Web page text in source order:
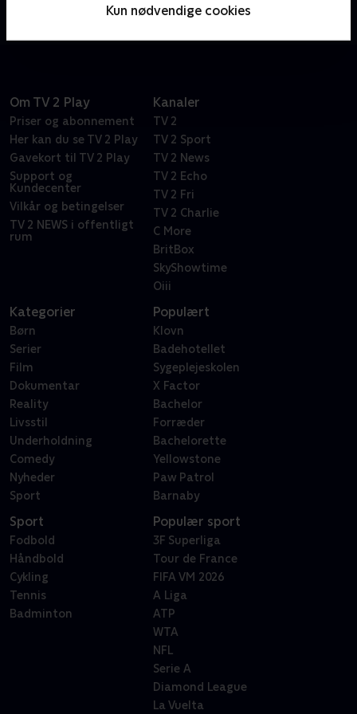
Kun nødvendige cookies
penge og med lige akkurat nok kompromitterende
information til at sikre, at de aldrig går til politiet.
Om TV 2 Play
Priser og abonnement
Her kan du se TV 2 Play
Gavekort til TV 2 Play
Support og
Kundecenter
Vilkår og betingelser
TV 2 NEWS i offentligt
rum
Kanaler
TV 2
TV 2 Sport
TV 2 News
TV 2 Echo
TV 2 Fri
TV 2 Charlie
C More
BritBox
SkyShowtime
Oiii
Kategorier
Børn
Serier
Film
Dokumentar
Reality
Livsstil
Underholdning
Comedy
Nyheder
Sport
Populært
Klovn
Badehotellet
Sygeplejeskolen
X Factor
Bachelor
Forræder
Bachelorette
Yellowstone
Paw Patrol
Barnaby
Sport
Fodbold
Håndbold
Cykling
Tennis
Badminton
Populær sport
3F Superliga
Tour de France
FIFA VM 2026
A Liga
ATP
WTA
NFL
Serie A
Diamond League
La Vuelta